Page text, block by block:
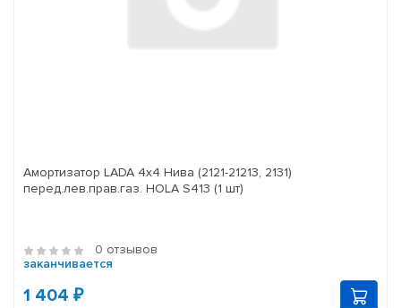
Амортизатор LADA 4x4 Нива (2121-21213, 2131)
перед.лев.прав.газ. HOLA S413 (1 шт)
0 отзывов
заканчивается
1 404 ₽